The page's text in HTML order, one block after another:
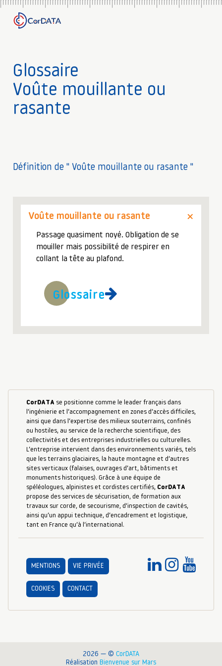
Glossaire
Voûte mouillante ou
rasante
Définition de " Voûte mouillante ou rasante "
Voûte mouillante ou rasante
Passage quasiment noyé. Obligation de se
mouiller mais possibilité de respirer en
collant la tête au plafond.
Glossaire
CorDATA se positionne comme le leader français dans
l’ingénierie et l’accompagnement en zones d’accès difficiles,
ainsi que dans l’expertise des milieux souterrains, confinés
ou hostiles, au service de la recherche scientifique, des
collectivités et des entreprises industrielles ou culturelles.
L’entreprise intervient dans des environnements variés, tels
que les terrains glaciaires, la haute montagne et d’autres
sites verticaux (falaises, ouvrages d’art, bâtiments et
monuments historiques). Grâce à une équipe de
spéléologues, alpinistes et cordistes certifiés, CorDATA
propose des services de sécurisation, de formation aux
travaux sur corde, de secourisme, d’inspection de cavités,
ainsi qu’un appui technique, d’encadrement et logistique,
tant en France qu’à l’international.
MENTIONS VIE PRIVÉE
COOKIES CONTACT
2026 — © CorDATA
Réalisation Bienvenue sur Mars